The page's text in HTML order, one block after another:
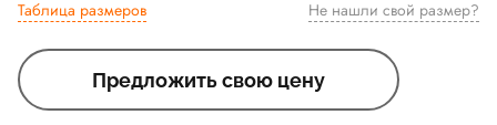
Таблица размеров Не нашли свой размер?
Предложить свою цену